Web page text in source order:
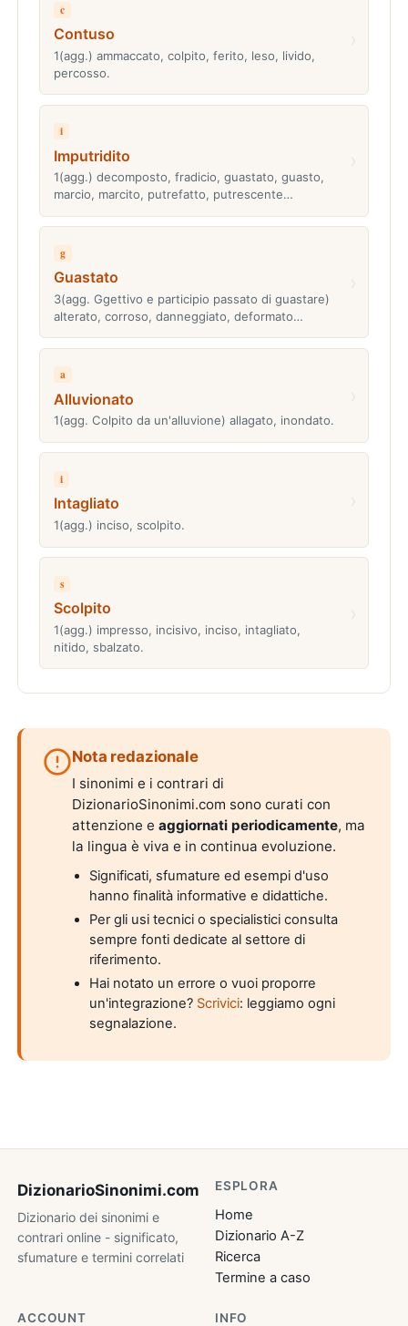
c
Contuso
1(agg.) ammaccato, colpito, ferito, leso, livido,
percosso.
i
Imputridito
1(agg.) decomposto, fradicio, guastato, guasto,
marcio, marcito, putrefatto, putrescente…
g
Guastato
3(agg. Ggettivo e participio passato di guastare)
alterato, corroso, danneggiato, deformato…
a
Alluvionato
1(agg. Colpito da un'alluvione) allagato, inondato.
i
Intagliato
1(agg.) inciso, scolpito.
s
Scolpito
1(agg.) impresso, incisivo, inciso, intagliato,
nitido, sbalzato.
Nota redazionale
I sinonimi e i contrari di
DizionarioSinonimi.com sono curati con
attenzione eaggiornati periodicamente, ma
la lingua è viva e in continua evoluzione.
Significati, sfumature ed esempi d'uso
hanno finalità informative e didattiche.
Per gli usi tecnici o specialistici consulta
sempre fonti dedicate al settore di
riferimento.
Hai notato un errore o vuoi proporre
un'integrazione? Scrivici: leggiamo ogni
segnalazione.
DizionarioSinonimi.com
Dizionario dei sinonimi e
contrari online - significato,
sfumature e termini correlati
ESPLORA
Home
Dizionario A-Z
Ricerca
Termine a caso
ACCOUNT INFO